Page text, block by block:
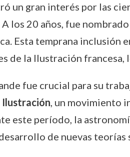
un gran interés por las
los 20 años, fue
Esta temprana
de la Ilustración
fue crucial para su
Ilustración, un movimiento
este período, la
de nuevas teorías